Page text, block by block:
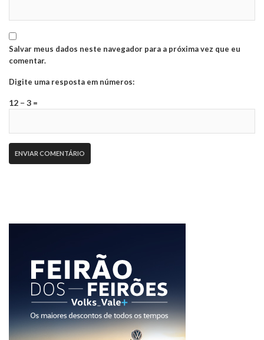
Salvar meus dados neste navegador para a próxima vez que eu
comentar.
Digite uma resposta em números:
12 − 3 =